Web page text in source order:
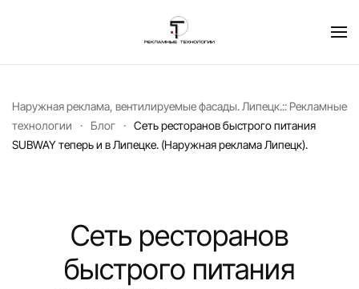
Перейти к содержимому
Наружная реклама, вентилируемые фасады. Липецк.:: Рекламные
технологии
Блог
Сеть ресторанов быстрого питания
SUBWAY теперь и в Липецке. (Наружная реклама Липецк).
Сеть ресторанов
быстрого питания